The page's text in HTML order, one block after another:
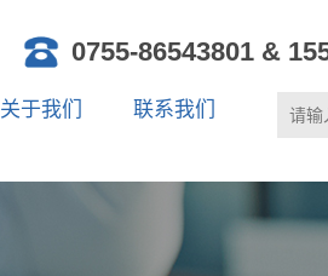
0755-86543801 &
关于我们 联系我们